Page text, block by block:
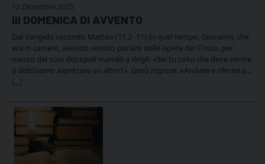
12 Dicembre 2025
III DOMENICA DI AVVENTO
Dal Vangelo secondo Matteo (11,2- 11) In quel tempo, Giovanni, che
era in carcere, avendo sentito parlare delle opere del Cristo, per
mezzo dei suoi discepoli mandò a dirgli: «Sei tu colui che deve venire
o dobbiamo aspettare un altro?». Gesù rispose: «Andate e riferite a…
[...]